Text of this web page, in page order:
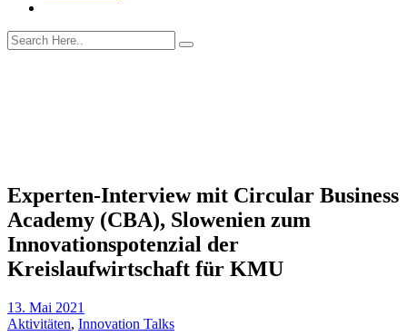
Experten-Interview mit Circular Business
Academy (CBA), Slowenien zum
Innovationspotenzial der
Kreislaufwirtschaft für KMU
13. Mai 2021
Aktivitäten, Innovation Talks